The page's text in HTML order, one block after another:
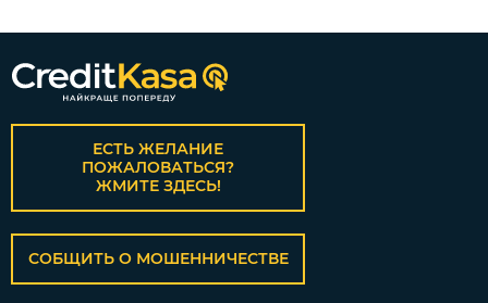
ЕСТЬ ЖЕЛАНИЕ
ПОЖАЛОВАТЬСЯ?
ЖМИТЕ ЗДЕСЬ!
СОБЩИТЬ О МОШЕННИЧЕСТВЕ